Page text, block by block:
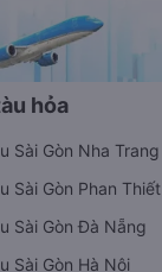
hỏa
Sài Gòn Nha Trang
Sài Gòn Phan Thiết
Sài Gòn Đà Nẵng
Sài Gòn Hà Nội